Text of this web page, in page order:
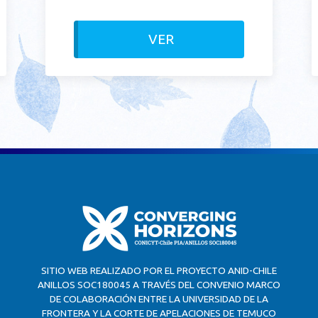
VER
SITIO WEB REALIZADO POR EL PROYECTO ANID-CHILE
ANILLOS SOC180045 A TRAVÉS DEL CONVENIO MARCO
DE COLABORACIÓN ENTRE LA UNIVERSIDAD DE LA
FRONTERA Y LA CORTE DE APELACIONES DE TEMUCO